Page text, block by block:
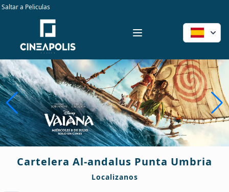
Saltar a Peliculas
Cartelera Al-andalus Punta Umbria
Workflow
Open menu
Cartelera Al-andalus Punta Umbria
Localizanos